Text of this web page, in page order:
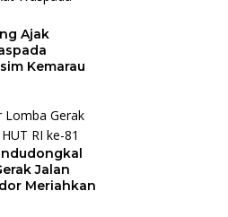
Ajak
Kemarau
Jalan
Meriahkan